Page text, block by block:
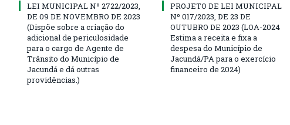
LEI MUNICIPAL Nº 2722/2023,
DE 09 DE NOVEMBRO DE 2023
(Dispõe sobre a criação do
adicional de periculosidade
para o cargo de Agente de
Trânsito do Município de
Jacundá e dá outras
providências.)
PROJETO DE LEI MUNICIPAL
Nº 017/2023, DE 23 DE
OUTUBRO DE 2023 (LOA-2024
Estima a receita e fixa a
despesa do Município de
Jacundá/PA para o exercício
financeiro de 2024)